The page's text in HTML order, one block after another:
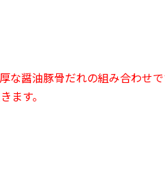
醤油豚骨だれの組み合わせで
ます。